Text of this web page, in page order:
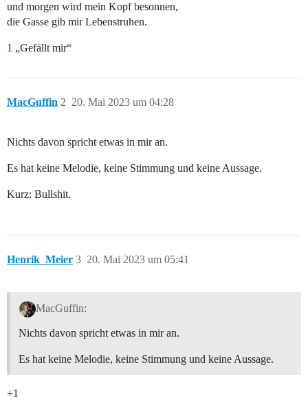
und morgen wird mein Kopf besonnen,
die Gasse gib mir Lebenstruhen.
1 „Gefällt mir“
MacGuffin 20. Mai 2023 um 04:28
2
Nichts davon spricht etwas in mir an.
Es hat keine Melodie, keine Stimmung und keine Aussage.
Kurz: Bullshit.
Henrik_Meier 20. Mai 2023 um 05:41
3
MacGuffin:
Nichts davon spricht etwas in mir an.
Es hat keine Melodie, keine Stimmung und keine Aussage.
+1